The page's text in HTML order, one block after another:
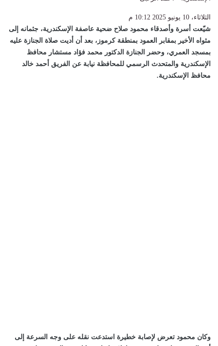
الثلاثاء، 10 يونيو 2025 10:12 م
شيّعت أسرة وأصدقاء محمود صلاح ضحية عاصفة الإسكندرية، جثمانه إلى
مثواه الأخير بمقابر العمود بمنطقة كرموز، بعد أن أديت صلاة الجنازة عليه
بمسجد العمري، وحضر الجنازة الدكتور محمد فؤاد مستشار محافظ
الإسكندرية والمتحدث الرسمي للمحافظة نيابة عن الفريق أحمد خالد
محافظ الإسكندرية.
وكان محمود تعرض لإصابة خطيرة استدعت نقله على وجه السرعة إلى